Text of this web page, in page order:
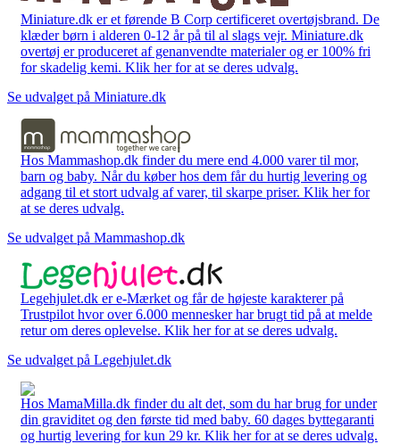
Miniature.dk er et førende B Corp certificeret overtøjsbrand. De
klæder børn i alderen 0-12 år på til al slags vejr. Miniature.dk
overtøj er produceret af genanvendte materialer og er 100% fri
for skadelig kemi. Klik her for at se deres udvalg.
Se udvalget på Miniature.dk
Hos Mammashop.dk finder du mere end 4.000 varer til mor,
barn og baby. Når du køber hos dem får du hurtig levering og
adgang til et stort udvalg af varer, til skarpe priser. Klik her for
at se deres udvalg.
Se udvalget på Mammashop.dk
Legehjulet.dk er e-Mærket og får de højeste karakterer på
Trustpilot hvor over 6.000 mennesker har brugt tid på at melde
retur om deres oplevelse. Klik her for at se deres udvalg.
Se udvalget på Legehjulet.dk
Hos MamaMilla.dk finder du alt det, som du har brug for under
din graviditet og den første tid med baby. 60 dages byttegaranti
og hurtig levering for kun 29 kr. Klik her for at se deres udvalg.